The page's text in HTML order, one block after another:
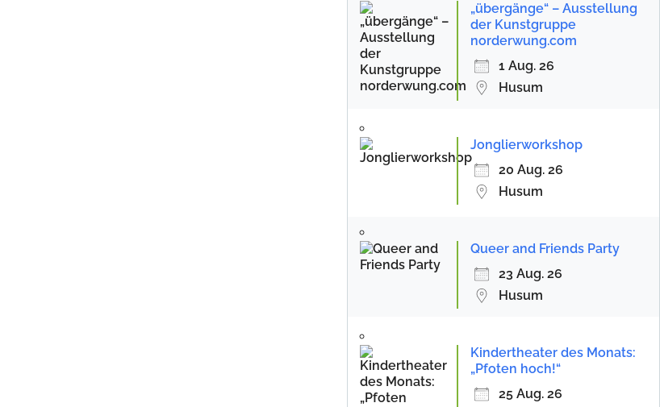
„übergänge“ – Ausstellung
der Kunstgruppe
norderwung.com
1 Aug. 26
Husum
Jonglierworkshop
20 Aug. 26
Husum
Queer and Friends Party
23 Aug. 26
Husum
Kindertheater des Monats:
„Pfoten hoch!“
25 Aug. 26